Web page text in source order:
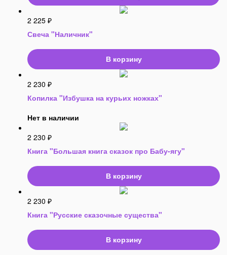
2 225 ₽
Свеча "Наличник"
В корзину
2 230 ₽
Копилка "Избушка на курьих ножках"
Нет в наличии
2 230 ₽
Книга "Большая книга сказок про Бабу-ягу"
В корзину
2 230 ₽
Книга "Русские сказочные существа"
В корзину